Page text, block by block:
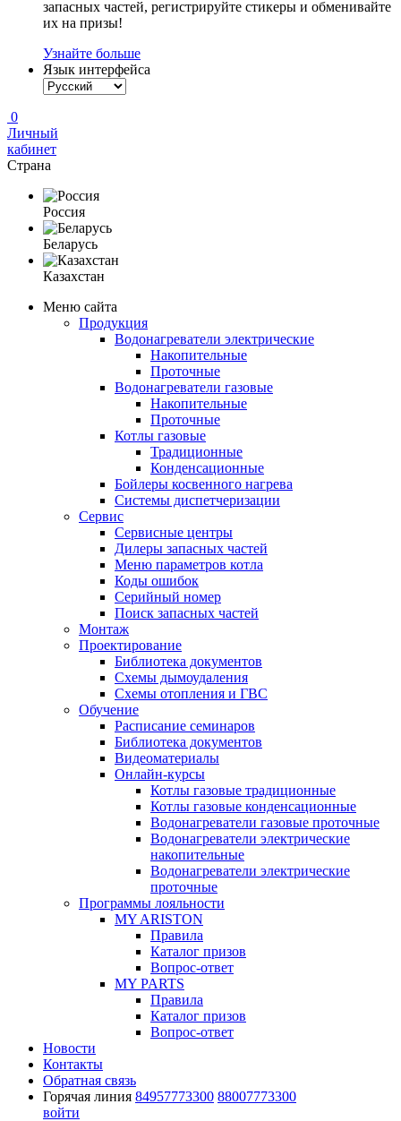
запасных частей, регистрируйте стикеры и обменивайте
их на призы!
Узнайте больше
Язык интерфейса
0
Личный
кабинет
Страна
Россия
Беларусь
Казахстан
Меню сайта
Продукция
Водонагреватели электрические
Накопительные
Проточные
Водонагреватели газовые
Накопительные
Проточные
Котлы газовые
Традиционные
Конденсационные
Бойлеры косвенного нагрева
Системы диспетчеризации
Сервис
Сервисные центры
Дилеры запасных частей
Меню параметров котла
Коды ошибок
Серийный номер
Поиск запасных частей
Монтаж
Проектирование
Библиотека документов
Схемы дымоудаления
Схемы отопления и ГВС
Обучение
Расписание семинаров
Библиотека документов
Видеоматериалы
Онлайн-курсы
Котлы газовые традиционные
Котлы газовые конденсационные
Водонагреватели газовые проточные
Водонагреватели электрические
накопительные
Водонагреватели электрические
проточные
Программы лояльности
MY ARISTON
Правила
Каталог призов
Вопрос-ответ
MY PARTS
Правила
Каталог призов
Вопрос-ответ
Новости
Контакты
Обратная связь
Горячая линия 84957773300 88007773300
войти